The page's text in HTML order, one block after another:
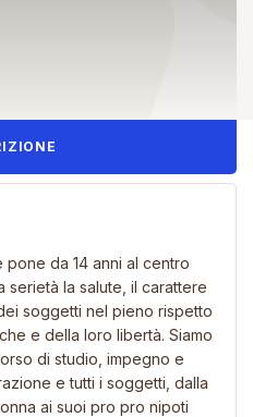
da 14 anni al centro
serietà la salute, il carattere
soggetti nel pieno rispetto
e della loro libertà. Siamo
di studio, impegno e
e tutti i soggetti, dalla
ai suoi pro pro nipoti